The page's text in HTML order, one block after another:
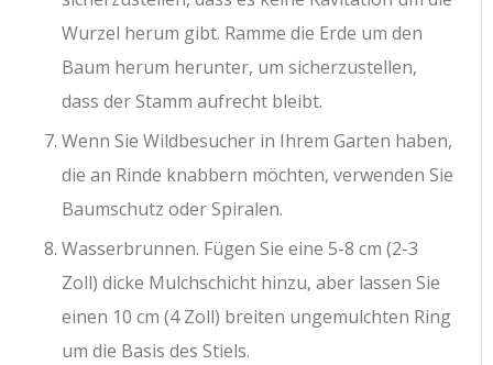
Wurzel herum gibt. Ramme die Erde um den
Baum herum herunter, um sicherzustellen,
dass der Stamm aufrecht bleibt.
Wenn Sie Wildbesucher in Ihrem Garten haben,
die an Rinde knabbern möchten, verwenden Sie
Baumschutz oder Spiralen.
Wasserbrunnen. Fügen Sie eine 5-8 cm (2-3
Zoll) dicke Mulchschicht hinzu, aber lassen Sie
einen 10 cm (4 Zoll) breiten ungemulchten Ring
um die Basis des Stiels.